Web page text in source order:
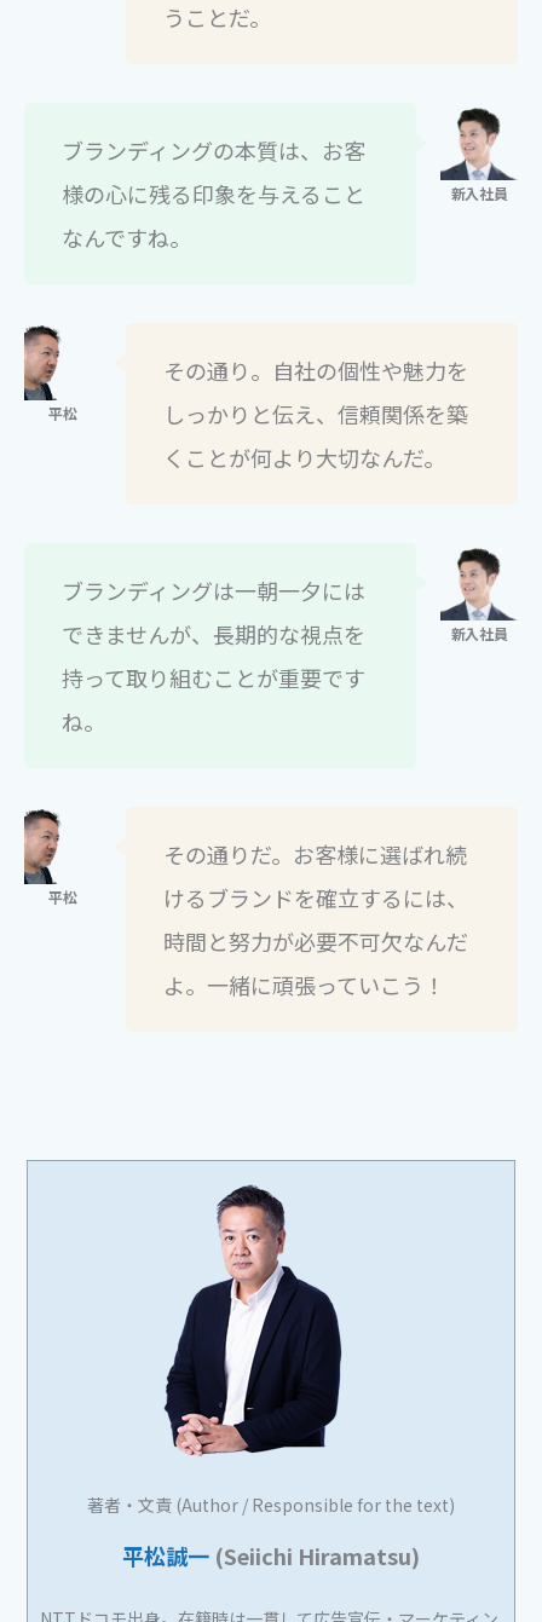
うことだ。
ブランディングの本質は、お客
様の心に残る印象を与えること
なんですね。
その通り。自社の個性や魅力を
しっかりと伝え、信頼関係を築
くことが何より大切なんだ。
ブランディングは一朝一夕には
できませんが、長期的な視点を
持って取り組むことが重要です
ね。
その通りだ。お客様に選ばれ続
けるブランドを確立するには、
時間と努力が必要不可欠なんだ
よ。一緒に頑張っていこう！
著者・文責 (Author / Responsible for the text)
平松誠一 (Seiichi Hiramatsu)